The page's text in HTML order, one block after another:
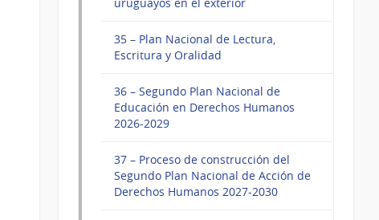
uruguayos en el exterior
35 – Plan Nacional de Lectura,
Escritura y Oralidad
36 – Segundo Plan Nacional de
Educación en Derechos Humanos
2026-2029
37 – Proceso de construcción del
Segundo Plan Nacional de Acción de
Derechos Humanos 2027-2030